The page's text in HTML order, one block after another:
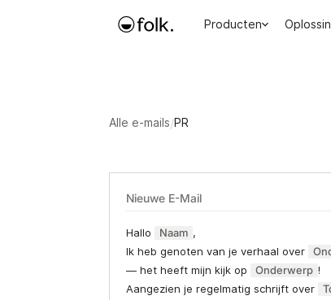
Producten
Alle e-mails/PR
Nieuwe E-Mail
Hallo Naam ,
Ik heb genoten van je verhaal over
— het heeft mijn kijk op
Onderwerp !
Aangezien je regelmatig schrijft over